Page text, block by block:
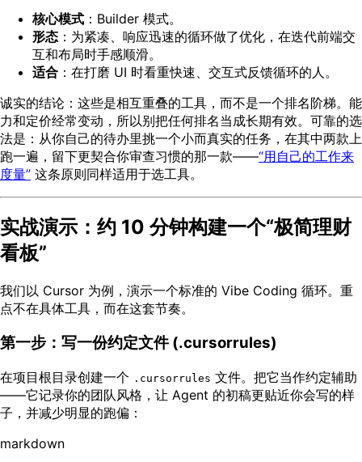
核心模式 ：Builder 模式。
形态 ：为紧凑、响应迅速的循环做了优化，在迭代前端交
互和布局时手感顺滑。
适合 ：在打磨 UI 时看重快速、交互式反馈循环的人。
诚实的结论：这些是相互重叠的工具，而不是一个排名阶梯。能
力和定价经常变动，所以别把任何排名当成长期有效。可靠的选
法是：从你自己的待办里挑一个小而真实的任务，在其中两款上
跑一遍，留下更契合你审查习惯的那一款——“用自己的工作来
度量” 这条原则同样适用于选工具。
实战演示：约 10 分钟构建一个“极简理财
看板”
我们以 Cursor 为例，演示一个标准的 Vibe Coding 循环。重
点不在具体工具，而在这套节奏。
第一步：写一份约定文件 (.cursorrules)
在项目根目录创建一个 .cursorrules 文件。把它当作约定辅助
——它记录你的团队风格，让 Agent 的初稿更贴近你会写的样
子，并减少明显的跑偏：
markdown